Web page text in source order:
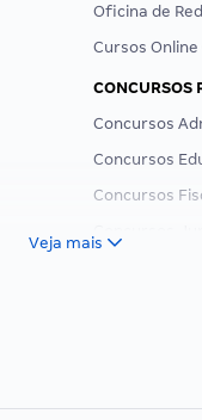
Oficina de
Cursos
CONCURSOS
Concursos
Concursos
Concursos
Residência
Veja mais